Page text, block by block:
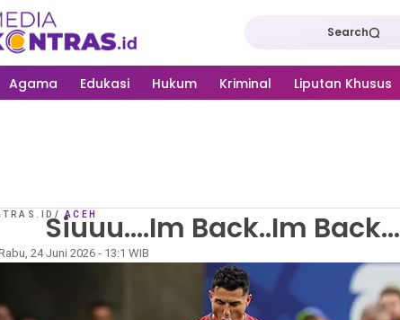
Search
Agama Edukasi Hukum Kriminal Liputan Khusus
/ACEH
Siuuu….Im Back..Im Back…
24 Juni 2026 - 13:1 WIB